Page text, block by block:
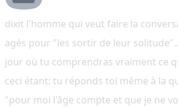
dixit l'homme qui veut faire la
agés pour "les sortir de leur
jour où tu comprendras vraiment ce
ceci étant: tu réponds toi même à la
"pour moi l'âge compte et que je ne